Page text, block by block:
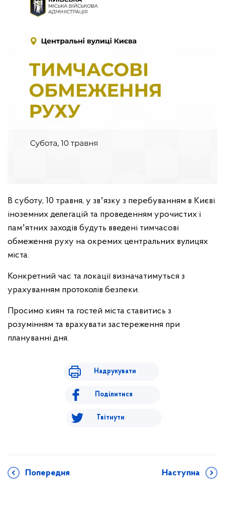
В суботу, 10 травня, у звʼязку з перебуванням в Києві
іноземних делегацій та проведенням урочистих і
памʼятних заходів будуть введені тимчасові
обмеження руху на окремих центральних вулицях
міста.
Конкретний час та локації визначатимуться з
урахуванням протоколів безпеки.
Просимо киян та гостей міста ставитись з
розумінням та врахувати застереження при
плануванні дня.
Надрукувати
Поділитися
Твітнути
Попередня Наступна